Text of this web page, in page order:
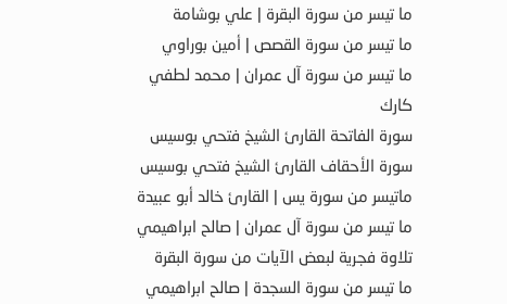
ما تيسر من سورة البقرة | علي بوشامة
ما تيسر من سورة القصص | أمين بوراوي
ما تيسر من سورة آل عمران | محمد لطفي
كارك
سورة الفاتحة القارئ الشيخ فتحي بوسيس
سورة الأحقاف القارئ الشيخ فتحي بوسيس
ماتيسر من سورة يس | القارئ خالد أبو عبيدة
ما تيسر من سورة آل عمران | صالح ابراهيمي
تلاوة فجرية لبعض الآيات من سورة البقرة
ما تيسر من سورة السجدة | صالح ابراهيمي